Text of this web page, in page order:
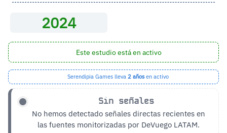
2024
Este estudio está en activo
Serendipia Games lleva 2 añosen activo
Sin señales
No hemos detectado señales directas recientes en
las fuentes monitorizadas por DeVuego LATAM.